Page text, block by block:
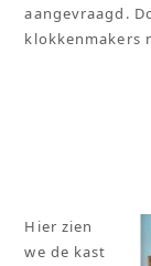
aangevraagd.
klokkenmakers
Hier zien
we de kast